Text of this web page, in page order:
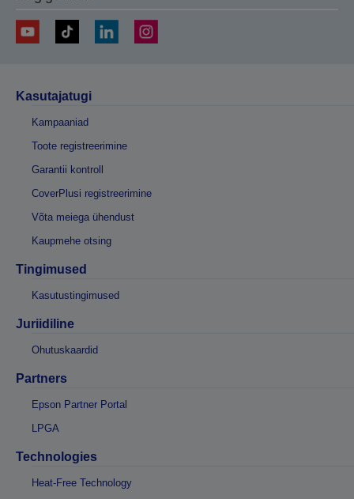
Kasutajatugi
Kampaaniad
Toote registreerimine
Garantii kontroll
CoverPlusi registreerimine
Võta meiega ühendust
Kaupmehe otsing
Tingimused
Kasutustingimused
Juriidiline
Ohutuskaardid
Partners
Epson Partner Portal
LPGA
Technologies
Heat-Free Technology